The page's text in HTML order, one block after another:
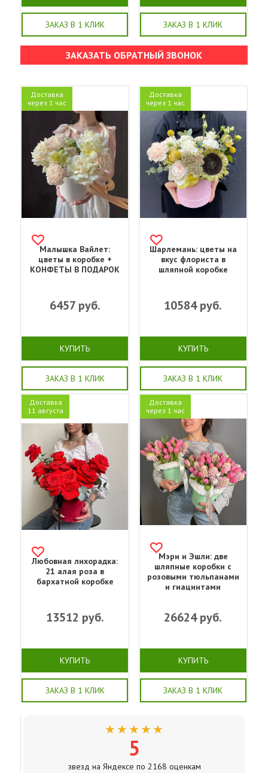
ЗАКАЗ В 1 КЛИК ЗАКАЗ В 1 КЛИК
ЗАКАЗАТЬ ОБРАТНЫЙ ЗВОНОК
Доставка
через 1 час
Малышка Вайлет:
цветы в коробке +
КОНФЕТЫ В ПОДАРОК
6457руб.
КУПИТЬ
ЗАКАЗ В 1 КЛИК
Доставка
через 1 час
Шарлемань: цветы на
вкус флориста в
шляпной коробке
10584руб.
КУПИТЬ
ЗАКАЗ В 1 КЛИК
Доставка
11 августа
Любовная лихорадка:
21 алая роза в
бархатной коробке
13512 руб.
КУПИТЬ
ЗАКАЗ В 1 КЛИК
Доставка
через 1 час
Мэри и Эшли: две
шляпные коробки с
розовыми тюльпанами
и гиацинтами
26624руб.
КУПИТЬ
ЗАКАЗ В 1 КЛИК
★★★★★
5
звезд на Яндексе по 2168 оценкам